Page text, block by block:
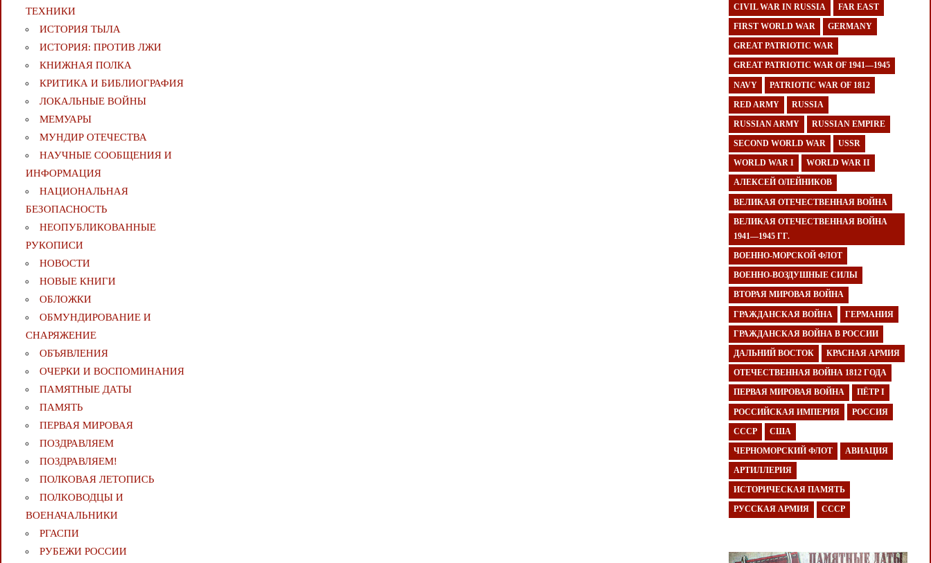
ТЕХНИКИ
ИСТОРИЯ ТЫЛА
ИСТОРИЯ: ПРОТИВ ЛЖИ
КНИЖНАЯ ПОЛКА
КРИТИКА И БИБЛИОГРАФИЯ
ЛОКАЛЬНЫЕ ВОЙНЫ
МЕМУАРЫ
МУНДИР ОТЕЧЕСТВА
НАУЧНЫЕ СООБЩЕНИЯ И
ИНФОРМАЦИЯ
НАЦИОНАЛЬНАЯ
БЕЗОПАСНОСТЬ
НЕОПУБЛИКОВАННЫЕ
РУКОПИСИ
НОВОСТИ
НОВЫЕ КНИГИ
ОБЛОЖКИ
ОБМУНДИРОВАНИЕ И
СНАРЯЖЕНИЕ
ОБЪЯВЛЕНИЯ
ОЧЕРКИ И ВОСПОМИНАНИЯ
ПАМЯТНЫЕ ДАТЫ
ПАМЯТЬ
ПЕРВАЯ МИРОВАЯ
ПОЗДРАВЛЯЕМ
ПОЗДРАВЛЯЕМ!
ПОЛКОВАЯ ЛЕТОПИСЬ
ПОЛКОВОДЦЫ И
ВОЕНАЧАЛЬНИКИ
РГАСПИ
РУБЕЖИ РОССИИ
CIVIL WAR IN RUSSIA FAR EAST
FIRST WORLD WAR GERMANY
GREAT PATRIOTIC WAR
GREAT PATRIOTIC WAR OF 1941—1945
NAVY PATRIOTIC WAR OF 1812
RED ARMY RUSSIA
RUSSIAN ARMY RUSSIAN EMPIRE
SECOND WORLD WAR USSR
WORLD WAR I WORLD WAR II
АЛЕКСЕЙ ОЛЕЙНИКОВ
ВЕЛИКАЯ ОТЕЧЕСТВЕННАЯ ВОЙНА
ВЕЛИКАЯ ОТЕЧЕСТВЕННАЯ ВОЙНА
1941—1945 ГГ.
ВОЕННО-МОРСКОЙ ФЛОТ
ВОЕННО-ВОЗДУШНЫЕ СИЛЫ
ВТОРАЯ МИРОВАЯ ВОЙНА
ГРАЖДАНСКАЯ ВОЙНА ГЕРМАНИЯ
ГРАЖДАНСКАЯ ВОЙНА В РОССИИ
ДАЛЬНИЙ ВОСТОК КРАСНАЯ АРМИЯ
ОТЕЧЕСТВЕННАЯ ВОЙНА 1812 ГОДА
ПЕРВАЯ МИРОВАЯ ВОЙНА ПЁТР I
РОССИЙСКАЯ ИМПЕРИЯ РОССИЯ
СССР США
ЧЕРНОМОРСКИЙ ФЛОТ АВИАЦИЯ
АРТИЛЛЕРИЯ
ИСТОРИЧЕСКАЯ ПАМЯТЬ
РУССКАЯ АРМИЯ СССР